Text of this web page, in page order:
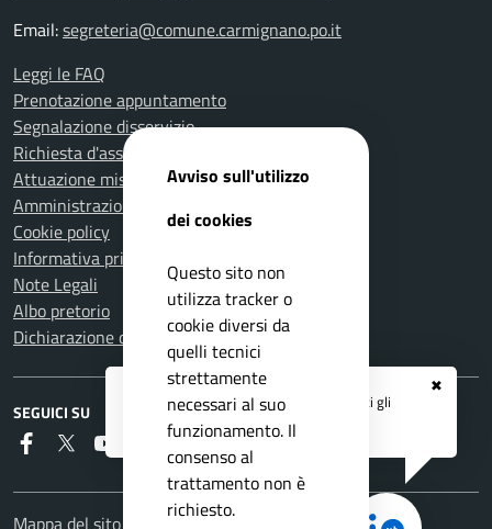
✖
Registrati ai serviziAPP IO
e ricevi tutti gli
aggiornamenti dall'Ente
Email:segreteria@comune.carmignano.po.it
Leggi le FAQ
Prenotazione appuntamento
Segnalazione disservizio
Richiesta d'assistenza
Attuazione misure PNRR
Amministrazione trasparente
Cookie policy
Informativa privacy
Note Legali
Albo pretorio
Dichiarazione di accessibilità
SEGUICI SU
FaceboookTwitter YoutubeRSS
Mappa del sito
Avviso sull'utilizzo
dei cookies
Questo sito non
utilizza tracker o
cookie diversi da
quelli tecnici
strettamente
necessari al suo
funzionamento. Il
consenso al
trattamento non è
richiesto.